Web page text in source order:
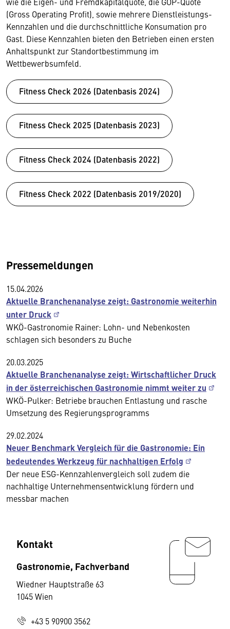
(Gross Operating Profit), sowie mehrere Dienstleistungs-
Kennzahlen und die durchschnittliche Konsumation pro
Gast. Diese Kennzahlen bieten den Betrieben einen ersten
Anhaltspunkt zur Standortbestimmung im
Wettbewerbsumfeld.
Fitness Check 2026 (Datenbasis 2024)
Fitness Check 2025 (Datenbasis 2023)
Fitness Check 2024 (Datenbasis 2022)
Fitness Check 2022 (Datenbasis 2019/2020)
Pressemeldungen
15.04.2026
Aktuelle Branchenanalyse zeigt: Gastronomie weiterhin
unter Druck
WKÖ-Gastronomie Rainer: Lohn- und Nebenkosten
schlagen sich besonders zu Buche
20.03.2025
Aktuelle Branchenanalyse zeigt: Wirtschaftlicher Druck
in der österreichischen Gastronomie nimmt weiter zu
WKÖ-Pulker: Betriebe brauchen Entlastung und rasche
Umsetzung des Regierungsprogramms
29.02.2024
Neuer Benchmark Vergleich für die Gastronomie: Ein
bedeutendes Werkzeug für nachhaltigen Erfolg
Der neue ESG-Kennzahlenvergleich soll zudem die
nachhaltige Unternehmensentwicklung fördern und
messbar machen
Kontakt
Gastronomie, Fachverband
Wiedner Hauptstraße 63
1045 Wien
+43 5 90900 3562